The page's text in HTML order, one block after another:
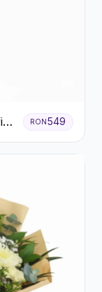
RON549